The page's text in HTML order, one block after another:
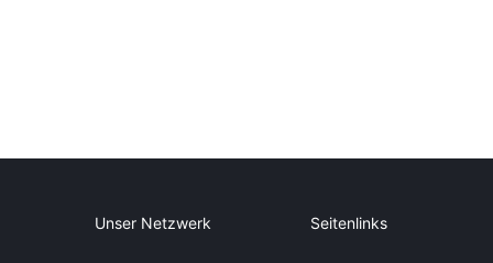
Unser Netzwerk Seitenlinks